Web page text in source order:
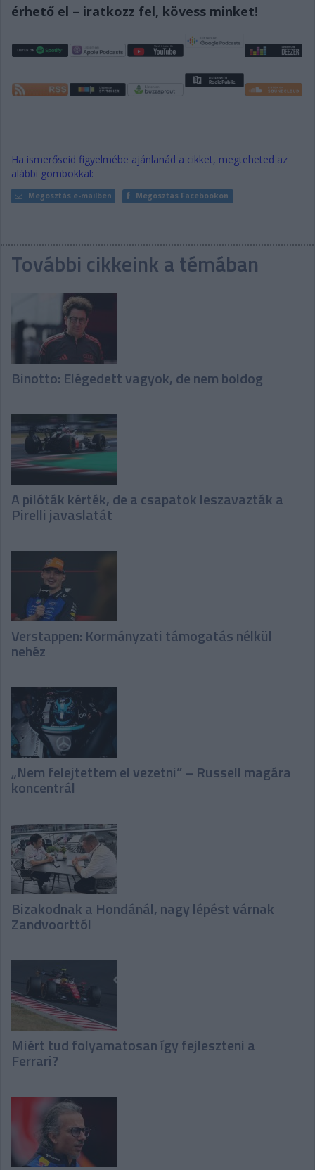
érhető el – iratkozz fel, kövess minket!
Ha ismerőseid figyelmébe ajánlanád a cikket, megteheted az
alábbi gombokkal:
Megosztás e-mailben Megosztás Facebookon
További cikkeink a témában
Binotto: Elégedett vagyok, de nem boldog
A pilóták kérték, de a csapatok leszavazták a
Pirelli javaslatát
Verstappen: Kormányzati támogatás nélkül
nehéz
„Nem felejtettem el vezetni” – Russell magára
koncentrál
Bizakodnak a Hondánál, nagy lépést várnak
Zandvoorttól
Miért tud folyamatosan így fejleszteni a
Ferrari?